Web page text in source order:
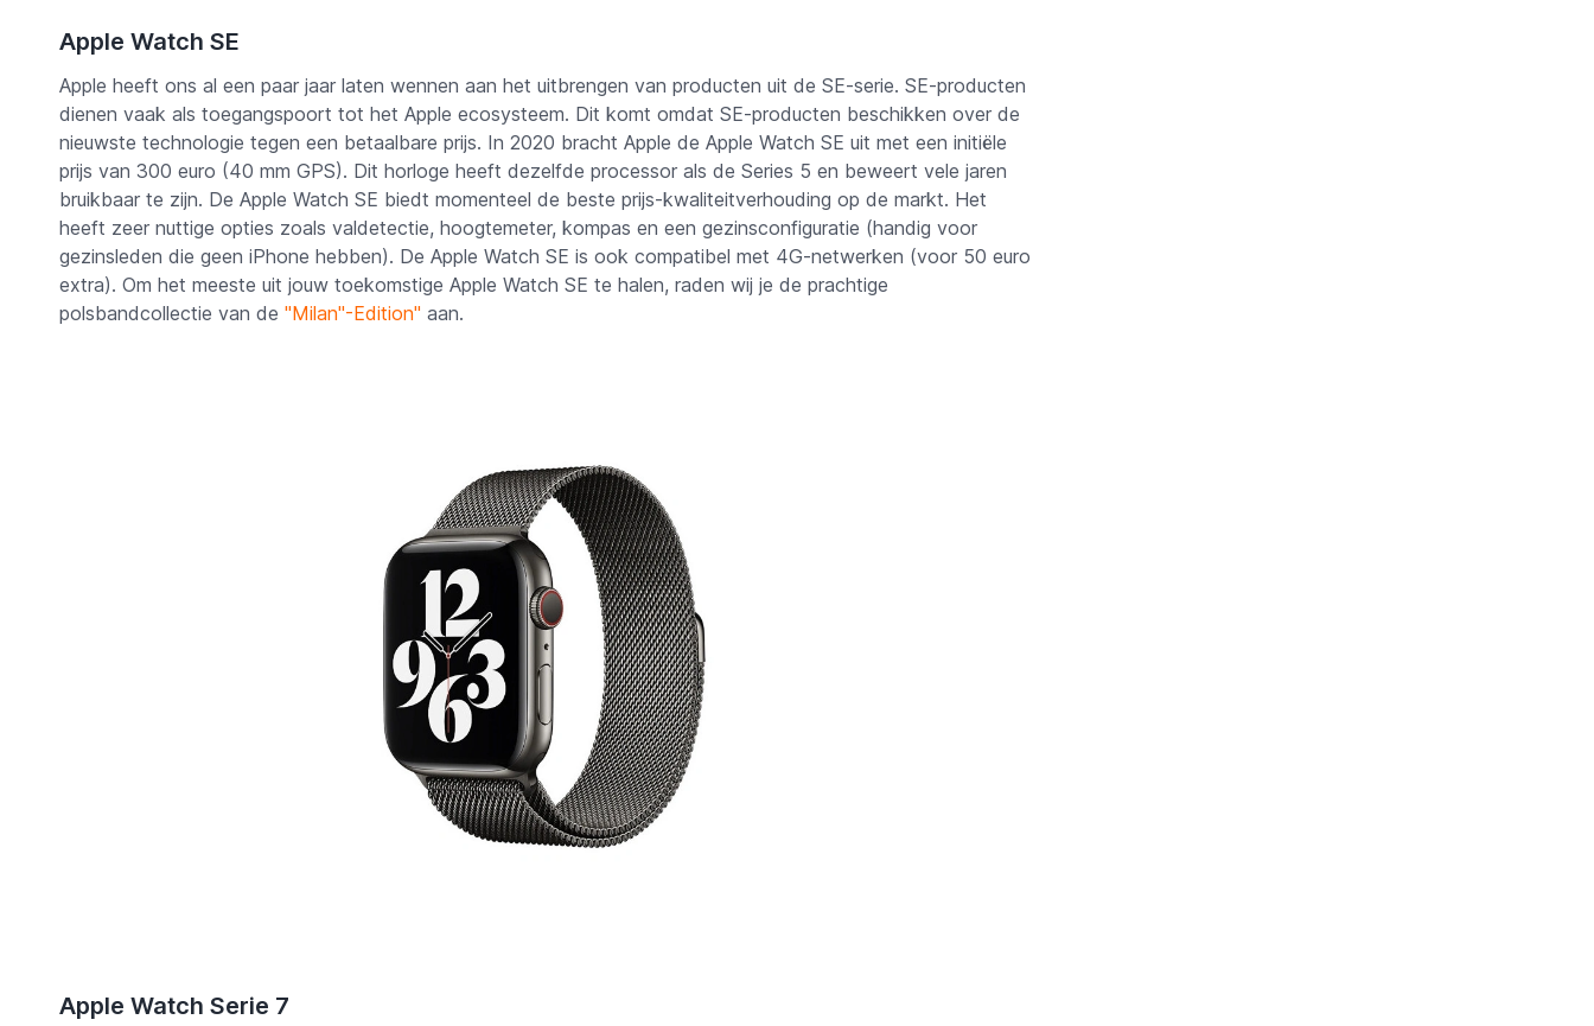
Apple Watch SE
Apple heeft ons al een paar jaar laten wennen aan het uitbrengen van producten uit de SE-serie. SE-producten
dienen vaak als toegangspoort tot het Apple ecosysteem. Dit komt omdat SE-producten beschikken over de
nieuwste technologie tegen een betaalbare prijs. In 2020 bracht Apple de Apple Watch SE uit met een initiële
prijs van 300 euro (40 mm GPS). Dit horloge heeft dezelfde processor als de Series 5 en beweert vele jaren
bruikbaar te zijn. De Apple Watch SE biedt momenteel de beste prijs-kwaliteitverhouding op de markt. Het
heeft zeer nuttige opties zoals valdetectie, hoogtemeter, kompas en een gezinsconfiguratie (handig voor
gezinsleden die geen iPhone hebben). De Apple Watch SE is ook compatibel met 4G-netwerken (voor 50 euro
extra). Om het meeste uit jouw toekomstige Apple Watch SE te halen, raden wij je de prachtige
polsbandcollectie van de "Milan"-Edition" aan.
Apple Watch Serie 7